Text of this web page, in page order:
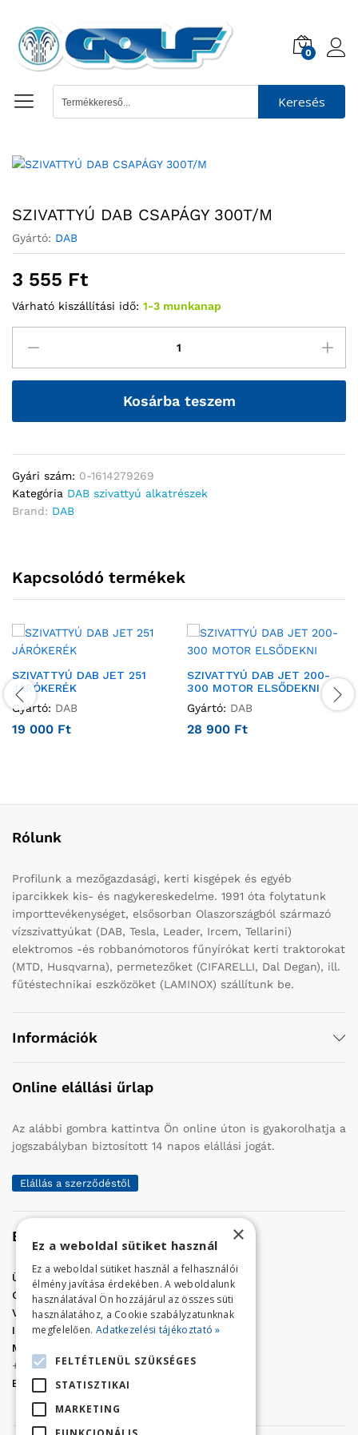
0
Keresés
SZIVATTYÚ DAB CSAPÁGY 300T/M
Gyártó: DAB
3 555 Ft
Várható kiszállítási idő: 1-3 munkanap
Kosárba teszem
Gyári szám: 0-1614279269
Kategória DAB szivattyú alkatrészek
Brand: DAB
Kapcsolódó termékek
SZIVATTYÚ DAB JET 251
JÁRÓKERÉK
Gyártó: DAB
19 000 Ft
SZIVATTYÚ DAB JET 200-
300 MOTOR ELSŐDEKNI
Gyártó: DAB
28 900 Ft
Rólunk
Profilunk a mezőgazdasági, kerti kisgépek és egyéb
iparcikkek kis- és nagykereskedelme. 1991 óta folytatunk
importtevékenységet, elsősorban Olaszországból származó
vízszivattyúkat (DAB, Tesla, Leader, Ircem, Tellarini)
elektromos -és robbanómotoros fűnyírókat kerti traktorokat
(MTD, Husqvarna), permetezőket (CIFARELLI, Dal Degan), ill.
fűtéstechnikai eszközöket (LAMINOX) szállítunk be.
Információk
Online elállási űrlap
Az alábbi gombra kattintva Ön online úton is gyakorolhatja a
jogszabályban biztosított 14 napos elállási jogát.
Elállás a szerződéstől
Elérhetőség
Üzletünk címe:
Szolnok, Vércse út 17.
Golf Center Áruház:06 (56) 423-324
VÁR-Kert Áruház: 06 (56) 429-771
Iroda:06 (56) 421-857
Megrendelés, termék információ:
+36 (70) 938-3356
E-mail:
golfaruhaz@gmail.com
×
Ez a weboldal sütiket használ
Ez a weboldal sütiket használ a felhasználói
élmény javítása érdekében. A weboldalunk
használatával Ön hozzájárul az összes süti
használatához, a Cookie szabályzatunknak
megfelelően. Adatkezelési tájékoztató »
FELTÉTLENÜL SZÜKSÉGES
STATISZTIKAI
MARKETING